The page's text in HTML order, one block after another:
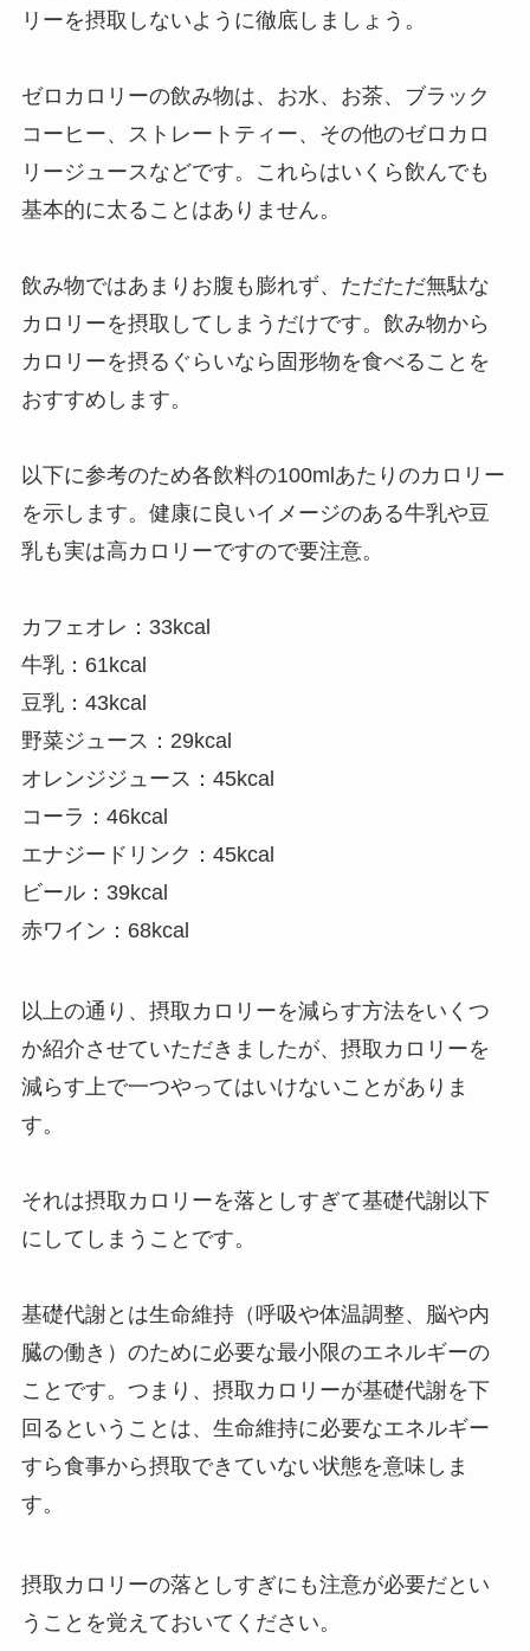
リーを摂取しないように徹底しましょう。
ゼロカロリーの飲み物は、お水、お茶、ブラック
コーヒー、ストレートティー、その他のゼロカロ
リージュースなどです。これらはいくら飲んでも
基本的に太ることはありません。
飲み物ではあまりお腹も膨れず、ただただ無駄な
カロリーを摂取してしまうだけです。飲み物から
カロリーを摂るぐらいなら固形物を食べることを
おすすめします。
以下に参考のため各飲料の100mlあたりのカロリー
を示します。健康に良いイメージのある牛乳や豆
乳も実は高カロリーですので要注意。
カフェオレ：33kcal
牛乳：61kcal
豆乳：43kcal
野菜ジュース：29kcal
オレンジジュース：45kcal
コーラ：46kcal
エナジードリンク：45kcal
ビール：39kcal
赤ワイン：68kcal
以上の通り、摂取カロリーを減らす方法をいくつ
か紹介させていただきましたが、摂取カロリーを
減らす上で一つやってはいけないことがありま
す。
それは摂取カロリーを落としすぎて基礎代謝以下
にしてしまうことです。
基礎代謝とは生命維持（呼吸や体温調整、脳や内
臓の働き）のために必要な最小限のエネルギーの
ことです。つまり、摂取カロリーが基礎代謝を下
回るということは、生命維持に必要なエネルギー
すら食事から摂取できていない状態を意味しま
す。
摂取カロリーの落としすぎにも注意が必要だとい
うことを覚えておいてください。